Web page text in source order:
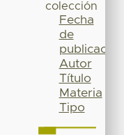
colección
Fecha
de
publicación
Autor
Título
Materia
Tipo